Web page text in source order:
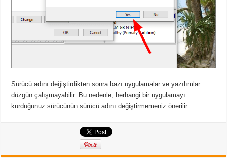
Sürücü adını değiştirdikten sonra bazı uygulamalar ve yazılımlar
düzgün çalışmayabilir. Bu nedenle, herhangi bir uygulamayı
kurduğunuz sürücünün sürücü adını değiştirmemeniz önerilir.